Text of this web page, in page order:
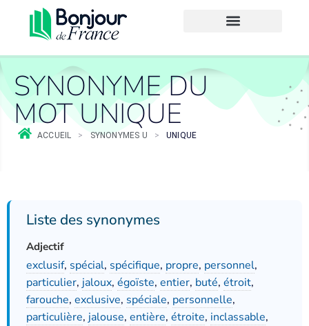
SYNONYME DU
MOT UNIQUE
ACCUEIL > SYNONYMES U > UNIQUE
Liste des synonymes
Adjectif
exclusif, spécial, spécifique, propre, personnel,
particulier, jaloux, égoïste, entier, buté, étroit,
farouche, exclusive, spéciale, personnelle,
particulière, jalouse, entière, étroite, inclassable,